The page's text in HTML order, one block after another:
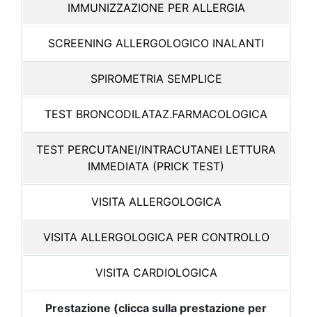
IMMUNIZZAZIONE PER ALLERGIA
SCREENING ALLERGOLOGICO INALANTI
SPIROMETRIA SEMPLICE
TEST BRONCODILATAZ.FARMACOLOGICA
TEST PERCUTANEI/INTRACUTANEI LETTURA
IMMEDIATA (PRICK TEST)
VISITA ALLERGOLOGICA
VISITA ALLERGOLOGICA PER CONTROLLO
VISITA CARDIOLOGICA
Prestazione (clicca sulla prestazione per